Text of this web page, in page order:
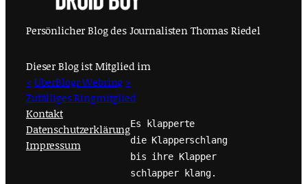
Persönlicher Blog des Journalisten Thomas Riedel
Dieser Blog ist Mitglied im
< UberBlogr Webring >
Zufälliges Ringmitglied
Kontakt
Datenschutzerklärung
Impressum
Es klapperte
die Klapperschlang
bis ihre Klapper
schlapper klang.